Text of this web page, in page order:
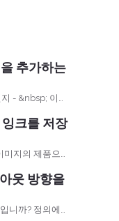
추가하는
- &nbsp; 이들
명해야하는 문
서에 서명하는
명 및 스캔하는
나 스캐너가 없
가능한 기술로
단한 작업을 수
가능합니다. 프
크를 저장
미지의 제품으
없습니다. 회
한다는 것은 색
소스로 검정색
다.
웃 방향을
? 정의에